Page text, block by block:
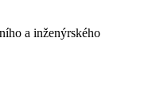
a inženýrského